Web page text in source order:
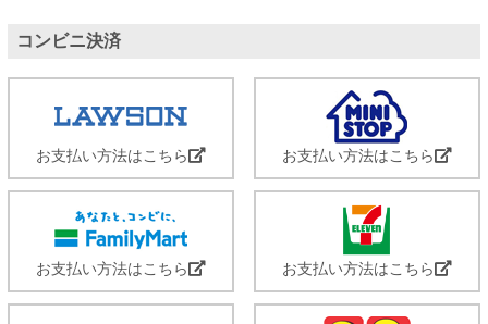
コンビニ決済
お支払い方法はこちら お支払い方法はこちら
お支払い方法はこちら お支払い方法はこちら